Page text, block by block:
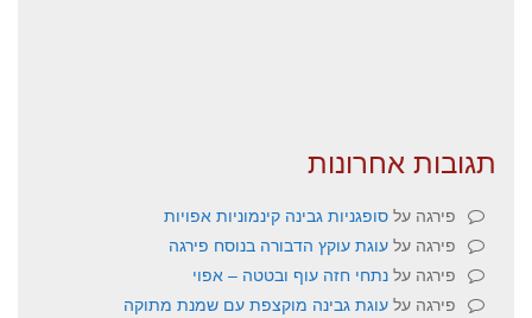
תגובות אחרונות
פירגה על סופגניות גבינה קינמוניות אפויות
פירגה על עוגת עוקץ הדבורה בנוסח פירגה
פירגה על נתחי חזה עוף ובטטה – אפוי
פירגה על עוגת גבינה מוקצפת עם שמנת מתוקה